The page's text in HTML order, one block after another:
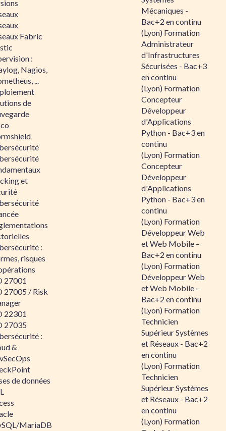
Fabric
:
Nagios,
...
de
et
:
risques
27001
27005 / Risk
22301
27035
:
&
de données
MariaDB
Mécaniques -
Bac+2 en continu
(Lyon) Formation
Administrateur
d'Infrastructures
Sécurisées - Bac+3
en continu
(Lyon) Formation
Concepteur
Développeur
d'Applications
Python - Bac+3 en
continu
(Lyon) Formation
Concepteur
Développeur
d'Applications
Python - Bac+3 en
continu
(Lyon) Formation
Développeur Web
et Web Mobile –
Bac+2 en continu
(Lyon) Formation
Développeur Web
et Web Mobile –
Bac+2 en continu
(Lyon) Formation
Technicien
Supérieur Systèmes
et Réseaux - Bac+2
en continu
(Lyon) Formation
Technicien
Supérieur Systèmes
et Réseaux - Bac+2
en continu
(Lyon) Formation